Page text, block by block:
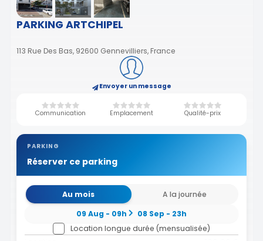
PARKING ARTCHIPEL
113 Rue Des Bas, 92600 Gennevilliers, France
Envoyer un message
Communication Emplacement Qualité-prix
PARKING
Réserver ce parking
Au mois
A la journée
09 Aug - 09h
08 Sep - 23h
Location longue durée (mensualisée)